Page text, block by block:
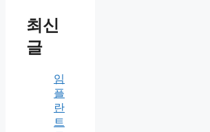
최신
글
임
플
란
트